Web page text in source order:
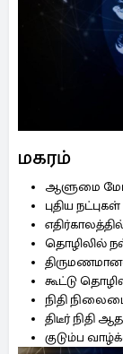
மகரம்
ஆளுமை
புதிய
தொழிலில்
கூட்டு
நிதி
திடீர் நிதி
குடும்ப